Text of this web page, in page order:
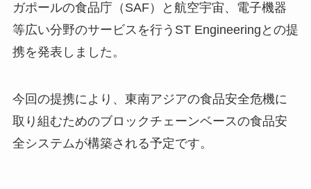
ガポールの食品庁（SAF）と航空宇宙、電子機器
等広い分野のサービスを行うST Engineeringとの提
携を発表しました。
今回の提携により、東南アジアの食品安全危機に
取り組むためのブロックチェーンベースの食品安
全システムが構築される予定です。